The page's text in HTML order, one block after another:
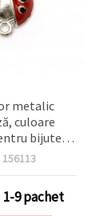
metalic
culoare
bijuterii
20
2 buc.
156113
1-9 pachet